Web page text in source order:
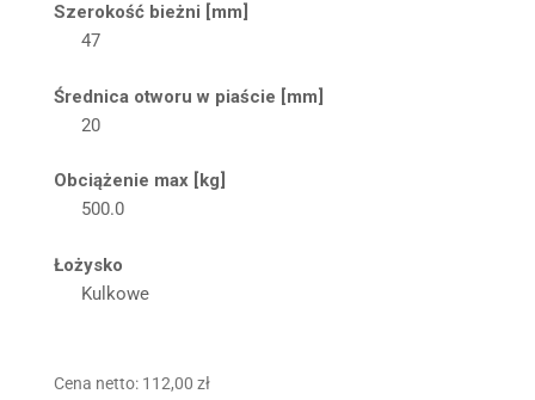
Szerokość bieżni [mm]
47
Średnica otworu w piaście [mm]
20
Obciążenie max [kg]
500.0
Łożysko
Kulkowe
Cena netto: 112,00 zł